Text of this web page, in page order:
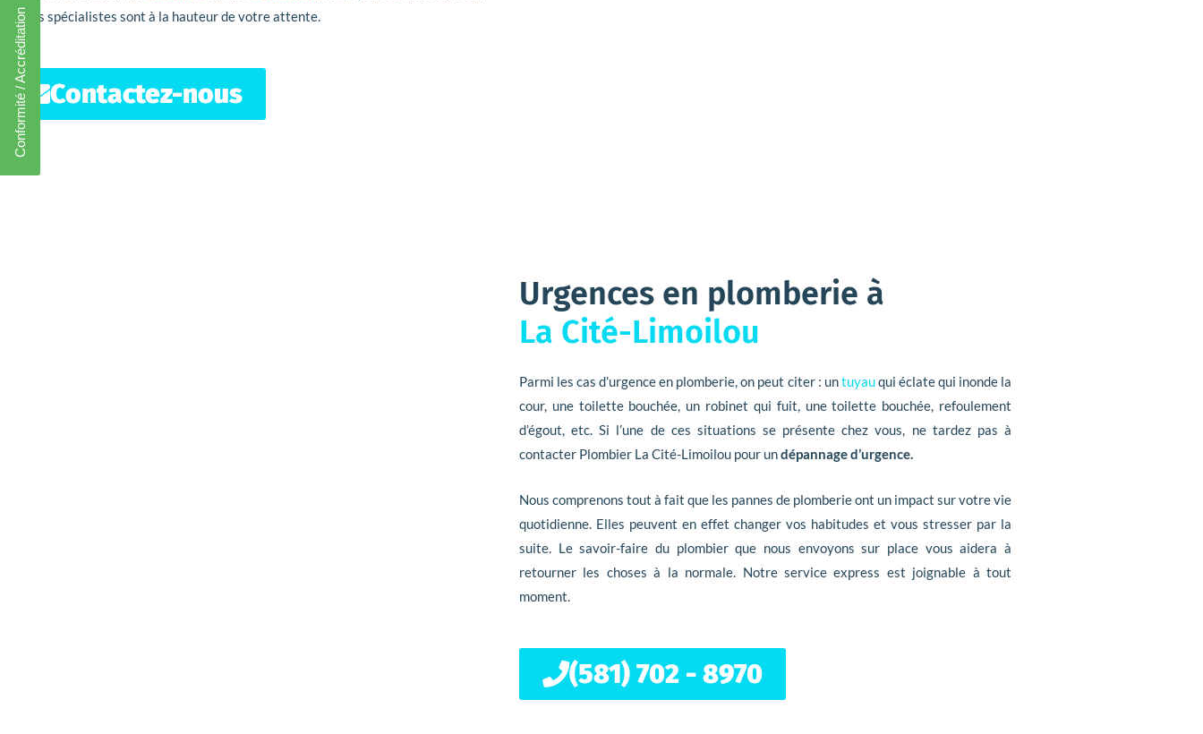
que nos spécialistes sont à la hauteur de votre attente.
Contactez-nous
Urgences en plomberie à
La Cité-Limoilou
Parmi les cas d’urgence en plomberie, on peut citer : untuyauqui éclate qui inonde la
cour, une toilette bouchée, un robinet qui fuit, une toilette bouchée, refoulement
d’égout, etc. Si l’une de ces situations se présente chez vous, ne tardez pas à
contacter Plombier La Cité-Limoilou pour undépannage d’urgence.
Nous comprenons tout à fait que les pannes de plomberie ont un impact sur votre vie
quotidienne. Elles peuvent en effet changer vos habitudes et vous stresser par la
suite. Le savoir-faire du plombier que nous envoyons sur place vous aidera à
retourner les choses à la normale. Notre service express est joignable à tout
moment.
(581) 702 - 8970
Conformité / Accréditation